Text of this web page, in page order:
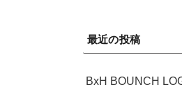
最近の投稿
BxH BOUNCH